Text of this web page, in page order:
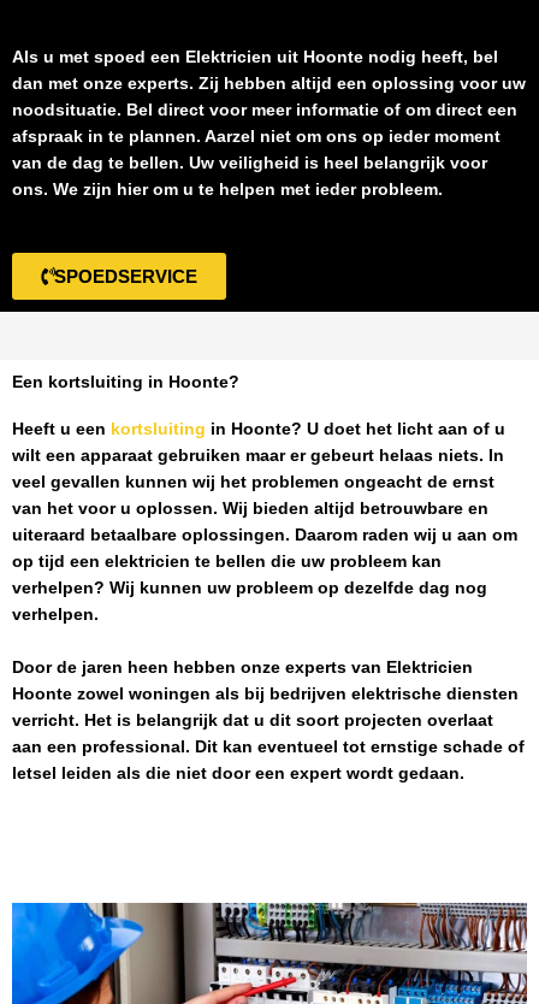
Als u met spoed een Elektricien uit Hoonte nodig heeft, bel
dan met onze experts. Zij hebben altijd een oplossing voor uw
noodsituatie. Bel direct voor meer informatie of om direct een
afspraak in te plannen. Aarzel niet om ons op ieder moment
van de dag te bellen. Uw veiligheid is heel belangrijk voor
ons. We zijn hier om u te helpen met ieder probleem.
SPOEDSERVICE
Een kortsluiting in Hoonte?
Heeft u een kortsluiting in Hoonte? U doet het licht aan of u
wilt een apparaat gebruiken maar er gebeurt helaas niets. In
veel gevallen kunnen wij het problemen ongeacht de ernst
van het voor u oplossen. Wij bieden altijd betrouwbare en
uiteraard betaalbare oplossingen. Daarom raden wij u aan om
op tijd een elektricien te bellen die uw probleem kan
verhelpen? Wij kunnen uw probleem op dezelfde dag nog
verhelpen.
Door de jaren heen hebben onze experts van Elektricien
Hoonte zowel woningen als bij bedrijven elektrische diensten
verricht. Het is belangrijk dat u dit soort projecten overlaat
aan een professional. Dit kan eventueel tot ernstige schade of
letsel leiden als die niet door een expert wordt gedaan.